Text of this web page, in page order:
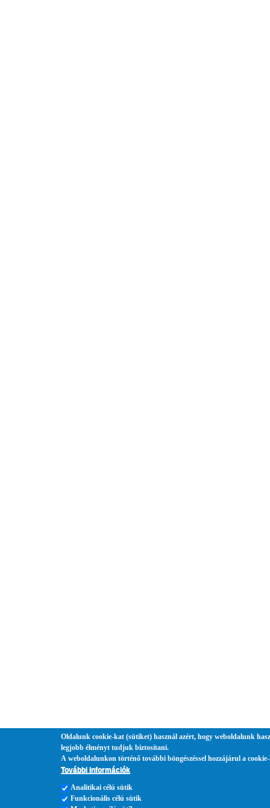
Oldalunk cookie-kat (sütiket) használ azért, hogy weboldalunk
legjobb élményt tudjuk biztosítani.
A weboldalunkon történő további böngészéssel hozzájárul a
További információk
Analitikai célú sütik
Funkcionális célú sütik